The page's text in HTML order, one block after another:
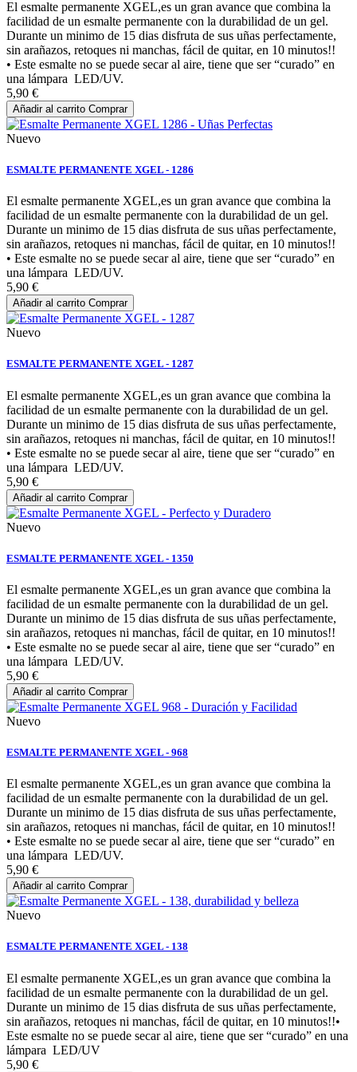
El esmalte permanente XGEL,es un gran avance que combina la
facilidad de un esmalte permanente con la durabilidad de un gel.
Durante un minimo de 15 dias disfruta de sus uñas perfectamente,
sin arañazos, retoques ni manchas, fácil de quitar, en 10 minutos!!
• Este esmalte no se puede secar al aire, tiene que ser “curado” en
una lámpara LED/UV.
5,90 €
Añadir al carrito Comprar
Nuevo
ESMALTE PERMANENTE XGEL - 1286
El esmalte permanente XGEL,es un gran avance que combina la
facilidad de un esmalte permanente con la durabilidad de un gel.
Durante un minimo de 15 dias disfruta de sus uñas perfectamente,
sin arañazos, retoques ni manchas, fácil de quitar, en 10 minutos!!
• Este esmalte no se puede secar al aire, tiene que ser “curado” en
una lámpara LED/UV.
5,90 €
Añadir al carrito Comprar
Nuevo
ESMALTE PERMANENTE XGEL - 1287
El esmalte permanente XGEL,es un gran avance que combina la
facilidad de un esmalte permanente con la durabilidad de un gel.
Durante un minimo de 15 dias disfruta de sus uñas perfectamente,
sin arañazos, retoques ni manchas, fácil de quitar, en 10 minutos!!
• Este esmalte no se puede secar al aire, tiene que ser “curado” en
una lámpara LED/UV.
5,90 €
Añadir al carrito Comprar
Nuevo
ESMALTE PERMANENTE XGEL - 1350
El esmalte permanente XGEL,es un gran avance que combina la
facilidad de un esmalte permanente con la durabilidad de un gel.
Durante un minimo de 15 dias disfruta de sus uñas perfectamente,
sin arañazos, retoques ni manchas, fácil de quitar, en 10 minutos!!
• Este esmalte no se puede secar al aire, tiene que ser “curado” en
una lámpara LED/UV.
5,90 €
Añadir al carrito Comprar
Nuevo
ESMALTE PERMANENTE XGEL - 968
El esmalte permanente XGEL,es un gran avance que combina la
facilidad de un esmalte permanente con la durabilidad de un gel.
Durante un minimo de 15 dias disfruta de sus uñas perfectamente,
sin arañazos, retoques ni manchas, fácil de quitar, en 10 minutos!!
• Este esmalte no se puede secar al aire, tiene que ser “curado” en
una lámpara LED/UV.
5,90 €
Añadir al carrito Comprar
Nuevo
ESMALTE PERMANENTE XGEL - 138
El esmalte permanente XGEL,es un gran avance que combina la
facilidad de un esmalte permanente con la durabilidad de un gel.
Durante un minimo de 15 dias disfruta de sus uñas perfectamente,
sin arañazos, retoques ni manchas, fácil de quitar, en 10 minutos!!•
Este esmalte no se puede secar al aire, tiene que ser “curado” en una
lámpara LED/UV
5,90 €